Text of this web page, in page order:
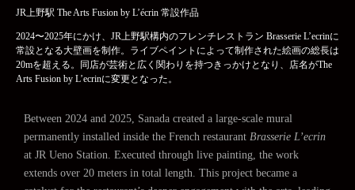
JR上野駅 The Arts Fusion by L’écrin 常設作品
2024〜2025年にかけ、JR上野駅構内のフレンチレストラン Brasserie L’ecrinに
常設となる大壁画を制作。ライブペイントによって制作された絵画の総長は
20mを超える。同店が芸術と広く関わりを持つきっかけとなり、店名がThe
Arts Fusion by L’ecrinに変更となった。
Between 2024 and 2025, Sanada created a large-scale mural
permanently installed inside the French restaurant Brasserie L’ecrin
at JR Ueno Station. Executed through live painting, the work
extends over 20 meters in total length. This project became a